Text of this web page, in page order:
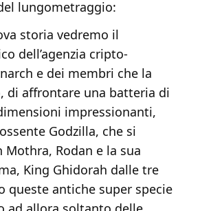
lungometraggio:
storia vedremo il
dell’agenzia cripto-
e dei membri che la
di affrontare una batteria di
impressionanti,
Godzilla, che si
Mothra, Rodan e la sua
King Ghidorah dalle tre
queste antiche super specie